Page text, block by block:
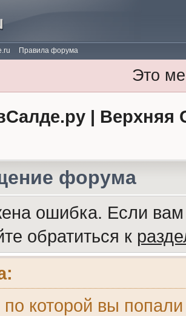
Правила форума
Это
| Верхняя
форума
ошибка. Если
обратиться к
которой вы